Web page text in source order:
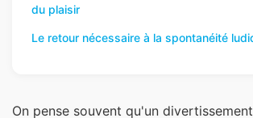
du plaisir
Le retour nécessaire à la spontanéité
On pense souvent qu'un